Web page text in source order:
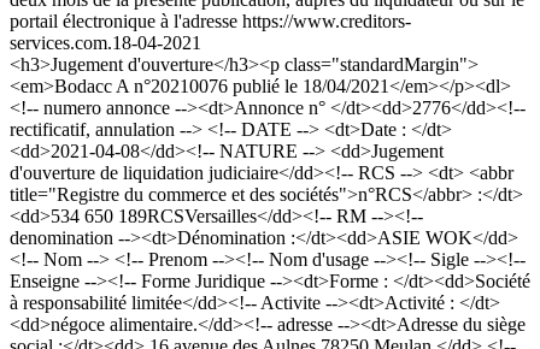
portail électronique à l'adresse https://www.creditors-
services.com.18-04-2021
<h3>Jugement d'ouverture</h3><p class="standardMargin">
<em>Bodacc A n°20210076 publié le 18/04/2021</em></p><dl>
<!-- numero annonce --><dt>Annonce n° </dt><dd>2776</dd><!--
rectificatif, annulation --> <!-- DATE --> <dt>Date : </dt>
<dd>2021-04-08</dd><!-- NATURE --> <dd>Jugement
d'ouverture de liquidation judiciaire</dd><!-- RCS --> <dt> <abbr
title="Registre du commerce et des sociétés">n°RCS</abbr> :</dt>
<dd>534 650 189RCSVersailles</dd><!-- RM --><!--
denomination --><dt>Dénomination :</dt><dd>ASIE WOK</dd>
<!-- Nom --> <!-- Prenom --><!-- Nom d'usage --><!-- Sigle --><!--
Enseigne --><!-- Forme Juridique --><dt>Forme : </dt><dd>Société
à responsabilité limitée</dd><!-- Activite --><dt>Activité : </dt>
<dd>négoce alimentaire.</dd><!-- adresse --><dt>Adresse du siège